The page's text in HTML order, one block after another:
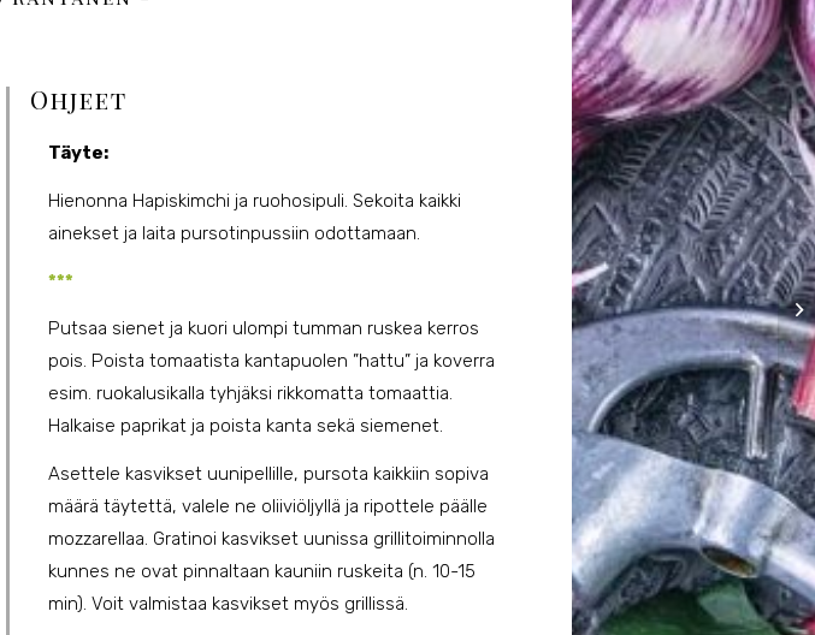
Ohjeet
Täyte:
Hienonna Hapiskimchi ja ruohosipuli. Sekoita kaikki
ainekset ja laita pursotinpussiin odottamaan.
***
Putsaa sienet ja kuori ulompi tumman ruskea kerros
pois. Poista tomaatista kantapuolen ”hattu” ja koverra
esim. ruokalusikalla tyhjäksi rikkomatta tomaattia.
Halkaise paprikat ja poista kanta sekä siemenet.
Asettele kasvikset uunipellille, pursota kaikkiin sopiva
määrä täytettä, valele ne oliiviöljyllä ja ripottele päälle
mozzarellaa. Gratinoi kasvikset uunissa grillitoiminnolla
kunnes ne ovat pinnaltaan kauniin ruskeita (n. 10-15
min). Voit valmistaa kasvikset myös grillissä.